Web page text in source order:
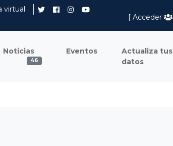
virtual
[ Acceder
Noticias
46
Eventos
Actualiza tus
datos